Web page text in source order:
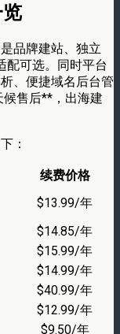
品牌建站、独立
配可选。同时平台
、便捷域名后台管
售后**，出海建
：
续费价格
$13.99/年
$14.85/年
$15.99/年
$14.99/年
$40.99/年
$12.99/年
$9.50/年